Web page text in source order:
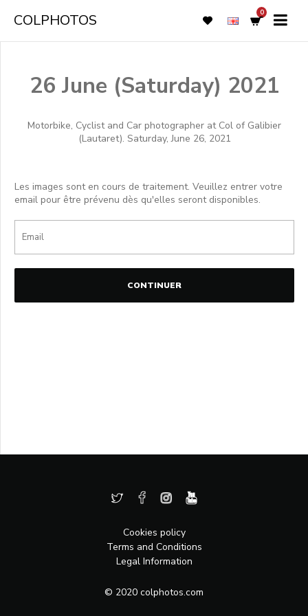
COLPHOTOS 0
26 June (Saturday) 2021
Motorbike, Cyclist and Car photographer at Col of Galibier
(Lautaret). Saturday, June 26, 2021
Les images sont en cours de traitement. Veuillez entrer votre
email pour être prévenu dès qu'elles seront disponibles.
CONTINUER
Cookies policy
Terms and Conditions
Legal Information
© 2020 colphotos.com